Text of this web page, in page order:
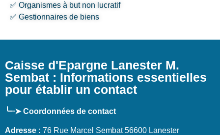
✅ Organismes à but non lucratif
✅ Gestionnaires de biens
Caisse d'Epargne Lanester M.
Sembat : Informations essentielles
pour établir un contact
╰┈➤ Coordonnées de contact
Adresse : 76 Rue Marcel Sembat 56600 Lanester